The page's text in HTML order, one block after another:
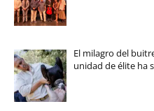
El milagro del
unidad de élite ha